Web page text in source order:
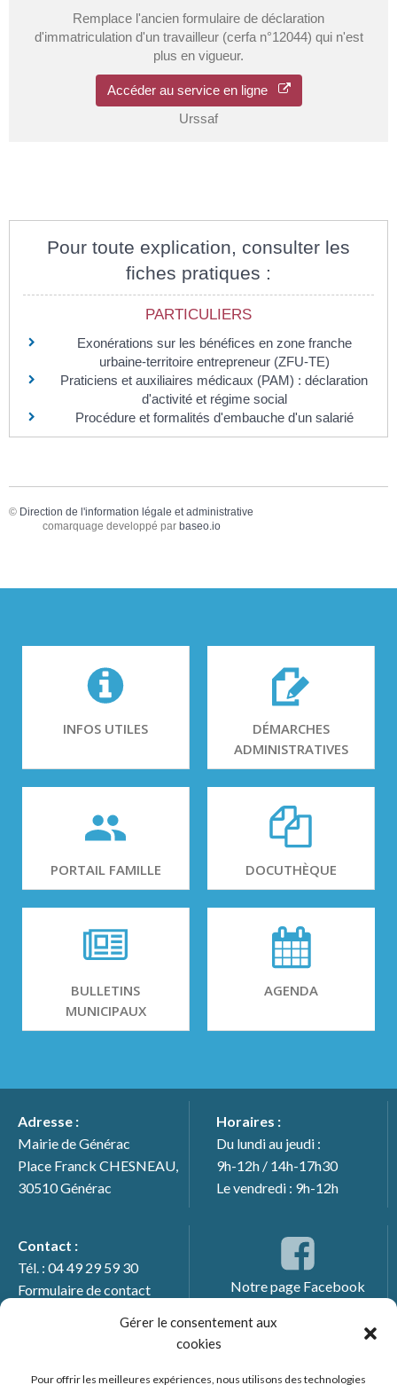
Gérer le consentement aux
cookies
Pour offrir les meilleures expériences, nous utilisons des technologies
Remplace l'ancien formulaire de déclaration
d'immatriculation d'un travailleur (cerfa n°12044) qui n'est
plus en vigueur.
Accéder au service en ligne
Urssaf
Pour toute explication, consulter les
fiches pratiques :
PARTICULIERS
Exonérations sur les bénéfices en zone franche
urbaine-territoire entrepreneur (ZFU-TE)
Praticiens et auxiliaires médicaux (PAM) : déclaration
d'activité et régime social
Procédure et formalités d'embauche d'un salarié
© Direction de l'information légale et administrative
comarquage developpé par baseo.io
INFOS UTILES
DÉMARCHES
ADMINISTRATIVES
PORTAIL FAMILLE DOCUTHÈQUE
BULLETINS
MUNICIPAUX
AGENDA
Adresse :
Mairie de Générac
Place Franck CHESNEAU,
30510 Générac
Horaires :
Du lundi au jeudi :
9h-12h / 14h-17h30
Le vendredi : 9h-12h
Contact :
Tél. : 04 49 29 59 30
Formulaire de contact
Notre page Facebook